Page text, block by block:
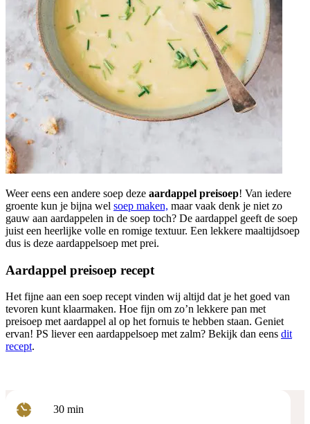
Weer eens een andere soep deze aardappel preisoep! Van iedere
groente kun je bijna wel soep maken, maar vaak denk je niet zo
gauw aan aardappelen in de soep toch? De aardappel geeft de soep
juist een heerlijke volle en romige textuur. Een lekkere maaltijdsoep
dus is deze aardappelsoep met prei.
Aardappel preisoep recept
Het fijne aan een soep recept vinden wij altijd dat je het goed van
tevoren kunt klaarmaken. Hoe fijn om zo’n lekkere pan met
preisoep met aardappel al op het fornuis te hebben staan. Geniet
ervan! PS liever een aardappelsoep met zalm? Bekijk dan eens dit
recept.
30minuten
min